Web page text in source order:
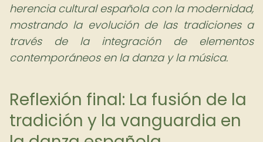
herencia cultural española con la modernidad,
mostrando la evolución de las tradiciones a
través de la integración de elementos
contemporáneos en la danza y la música.
Reflexión final: La fusión de la
tradición y la vanguardia en